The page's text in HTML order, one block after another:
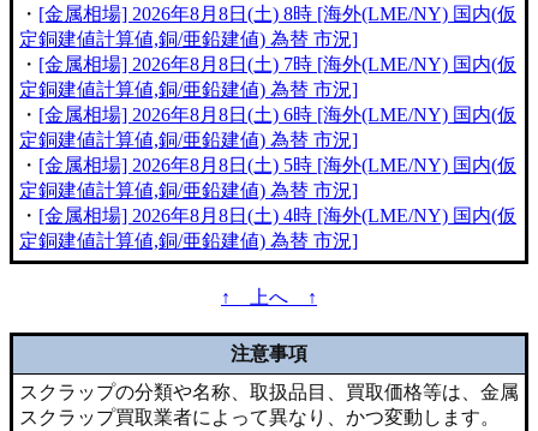
・ [金属相場] 2026年8月8日(土) 8時 [海外(LME/NY) 国内(仮
定銅建値計算値,銅/亜鉛建値) 為替 市況]
・ [金属相場] 2026年8月8日(土) 7時 [海外(LME/NY) 国内(仮
定銅建値計算値,銅/亜鉛建値) 為替 市況]
・ [金属相場] 2026年8月8日(土) 6時 [海外(LME/NY) 国内(仮
定銅建値計算値,銅/亜鉛建値) 為替 市況]
・ [金属相場] 2026年8月8日(土) 5時 [海外(LME/NY) 国内(仮
定銅建値計算値,銅/亜鉛建値) 為替 市況]
・ [金属相場] 2026年8月8日(土) 4時 [海外(LME/NY) 国内(仮
定銅建値計算値,銅/亜鉛建値) 為替 市況]
↑ 上へ ↑
注意事項
スクラップの分類や名称、取扱品目、買取価格等は、金属
スクラップ買取業者によって異なり、かつ変動します。